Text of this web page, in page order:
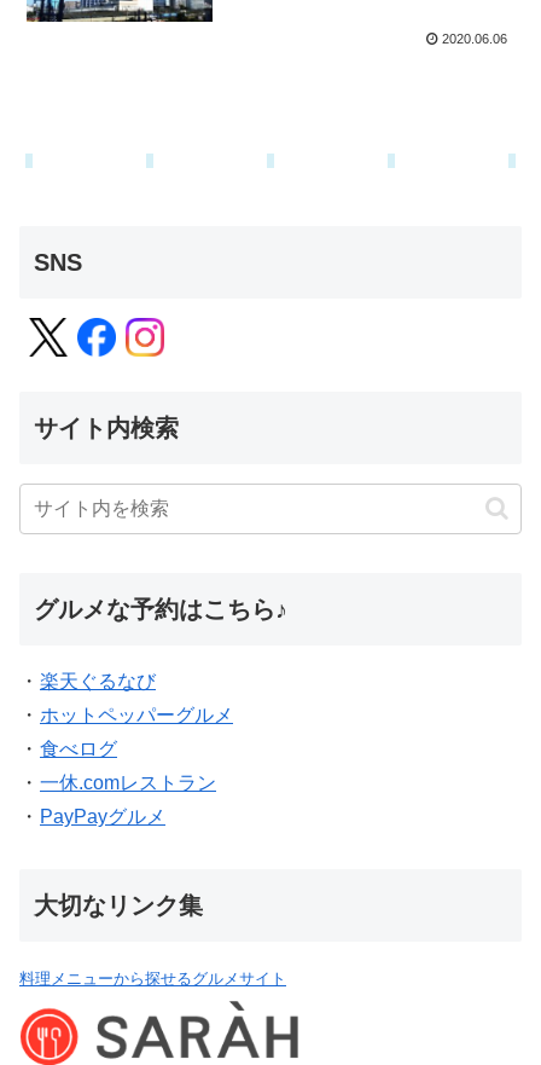
2020.06.06
SNS
サイト内検索
グルメな予約はこちら♪
・ 楽天ぐるなび
・ ホットペッパーグルメ
・ 食べログ
・ 一休.comレストラン
・ PayPayグルメ
大切なリンク集
料理メニューから探せるグルメサイト